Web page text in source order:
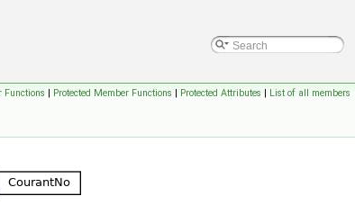
Functions | Protected Member Functions | Protected Attributes | List of all members